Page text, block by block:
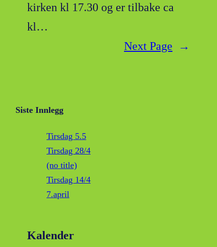
kirken kl 17.30 og er tilbake ca
kl…
Next Page
→
Siste Innlegg
Tirsdag 5.5
Tirsdag 28/4
(no title)
Tirsdag 14/4
7.april
Kalender